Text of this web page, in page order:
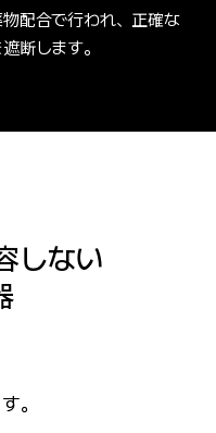
配合で行われ、正確な
断します。
しない
。